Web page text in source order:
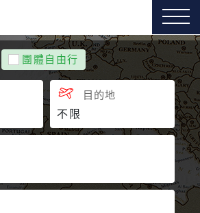
團體自由行
目的地